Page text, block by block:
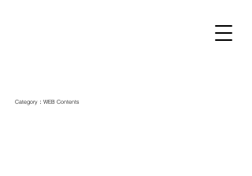
Category：WEB Contents